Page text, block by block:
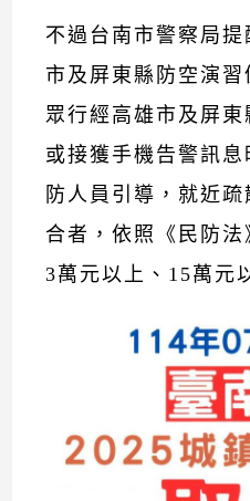
不過台南市警察局
市及屏東縣防空演
眾行經高雄市及屏
或接獲手機告警訊
防人員引導，就近
合者，依照《民防
3萬元以上、15萬元